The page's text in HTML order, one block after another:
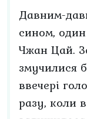
Давним-
сином, один
Чжан Цай.
змучилися
ввечері
разу, коли